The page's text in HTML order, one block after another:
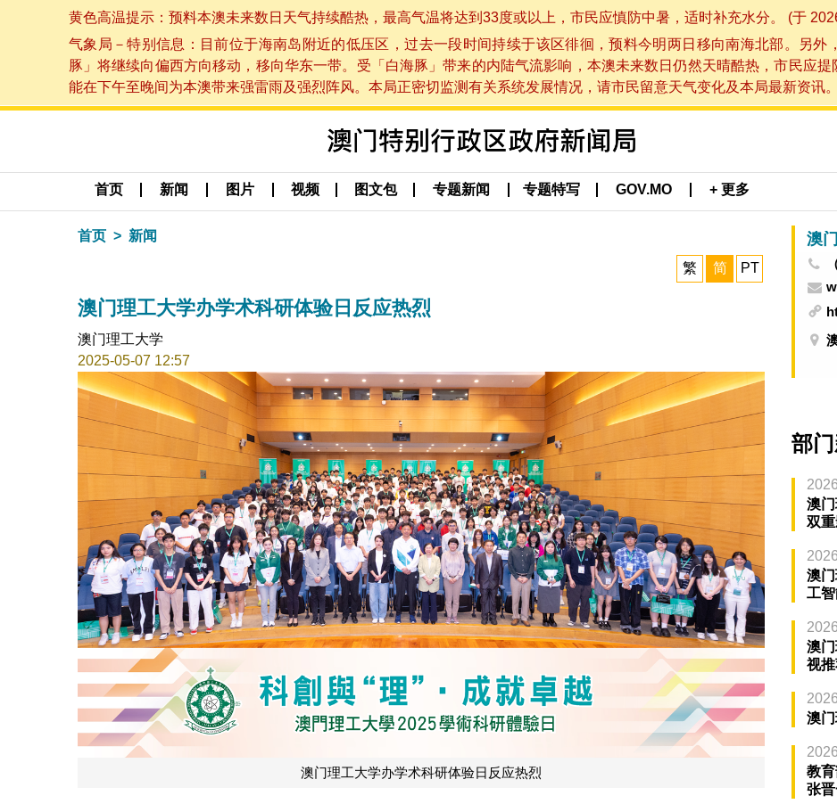
黄色高温提示：预料本澳未来数日天气持续酷热，最高气温将达到33度或以上，市民应慎防中暑，适时补充水分。 (于
气象局－特别信息：目前位于海南岛附近的低压区，过去一段时间持续于该区徘徊，预料今明两日移向南海北部。另外
豚」将继续向偏西方向移动，移向华东一带。受「白海豚」带来的内陆气流影响，本澳未来数日仍然天晴酷热，市民应
能在下午至晚间为本澳带来强雷雨及强烈阵风。本局正密切监测有关系统发展情况，请市民留意天气变化及本局最新资讯
首页 新闻 图片 视频 图文包 专题新闻 专题特写 GOV.MO + 更多
首页 新闻
繁 简 PT
澳门理工大学办学术科研体验日反应热烈
澳门理工大学
2025-05-07 12:57
澳门理工大学办学术科研体验日反应热烈
澳
部
澳
双
澳
工
澳
视
澳
教
张